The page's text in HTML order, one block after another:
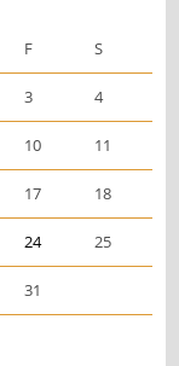
F S
3 4
10 11
17 18
24 25
31